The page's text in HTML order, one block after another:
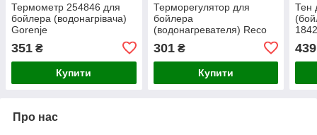
Термометр 254846 для
бойлера (водонагрівача)
Gorenje
351 ₴
Купити
Терморегулятор для
бойлера
(водонагревателя) Reco
301₴
Купити
Тен
439
Про нас